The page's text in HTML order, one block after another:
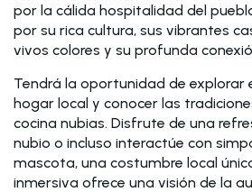
por la cálida hospitalidad del
por su rica cultura, sus vibrantes
vivos colores y su profunda
Tendrá la oportunidad de explorar
hogar local y conocer las
cocina nubias. Disfrute de una
nubio o incluso interactúe con
mascota, una costumbre local
inmersiva ofrece una visión de la